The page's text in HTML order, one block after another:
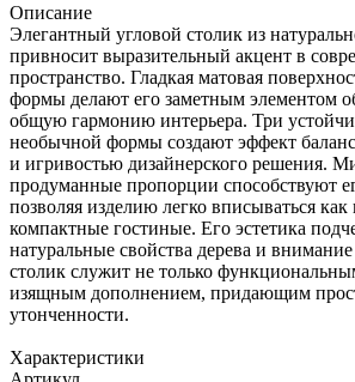
Описание
Элегантный угловой столик из
привносит выразительный акцент в
пространство. Гладкая матовая
формы делают его заметным элементом
общую гармонию интерьера. Три
необычной формы создают эффект
и игривостью дизайнерского решения.
продуманные пропорции способствуют
позволяя изделию легко вписываться
компактные гостиные. Его эстетика
натуральные свойства дерева и
столик служит не только
изящным дополнением, придающим
утонченности.
Характеристики